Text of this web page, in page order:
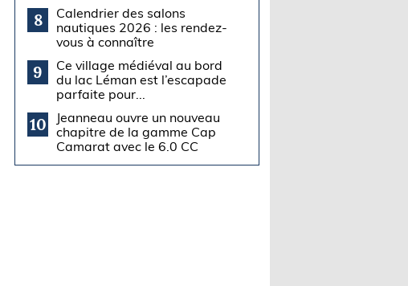
8
Calendrier des salons
nautiques 2026 : les rendez-
vous à connaître
9
Ce village médiéval au bord
du lac Léman est l’escapade
parfaite pour...
10
Jeanneau ouvre un nouveau
chapitre de la gamme Cap
Camarat avec le 6.0 CC